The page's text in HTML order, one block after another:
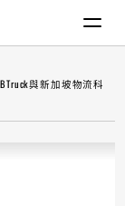
與新加坡物流科